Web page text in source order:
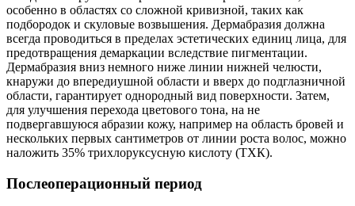
особенно в областях со сложной кривизной, таких как
подбородок и скуловые возвышения. Дермабразия должна
всегда проводиться в пределах эстетических единиц лица, для
предотвращения демаркации вследствие пигментации.
Дермабразия вниз немного ниже линии нижней челюсти,
кнаружи до впередиушной области и вверх до подглазничной
области, гарантирует однородный вид поверхности. Затем,
для улучшения перехода цветового тона, на не
подвергавшуюся абразии кожу, например на область бровей и
нескольких первых сантиметров от линии роста волос, можно
наложить 35% трихлоруксусную кислоту (ТХК).
Послеоперационный период